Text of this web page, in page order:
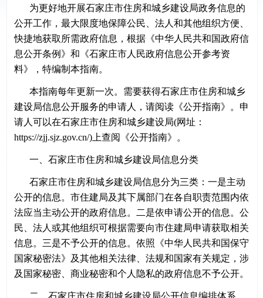
为更好地开展石家庄市住房和城乡建设局政务信息的
公开工作，最大限度地保障公民、法人和其他组织方便、
快捷地获取所需政府信息，根据《中华人民共和国政府信
息公开条例》和《石家庄市人民政府信息公开参考资
料》，特编制本指南。
本指南每年更新一次。需要获得石家庄市住房和城乡
建设局信息公开服务的申请人，请阅读《公开指南》。申
请人可以在石家庄市住房和城乡建设局(网址：
https://zjj.sjz.gov.cn/)上查阅《公开指南》。
一、石家庄市住房和城乡建设局信息分类
石家庄市住房和城乡建设局信息分为三类：一是主动
公开的信息。市住建局及其下属部门在各自职责范围内依
法应当主动公开的政府信息。二是依申请公开的信息。公
民、法人或其他组织可根据需要向市住建局申请获取相关
信息。三是不予公开的信息。依照《中华人民共和国保守
国家秘密法》及其他相关法律、法规和国家有关规定，涉
及国家秘密、商业秘密和个人隐私的政府信息不予公开。
二、石家庄市住房和城乡建设局公开信息编排体系